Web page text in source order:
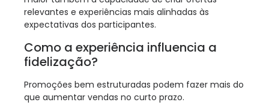
relevantes e experiências mais alinhadas às
expectativas dos participantes.
Como a experiência influencia a
fidelização?
Promoções bem estruturadas podem fazer mais do
que aumentar vendas no curto prazo.